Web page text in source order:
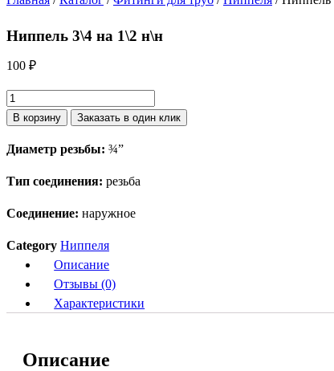
Ниппель 3\4 на 1\2 н\н
100 ₽
Количество
товара
3\4
на
н\н
В корзину Заказать в один клик
Диаметр резьбы: ¾”
Тип соединения: резьба
Соединение: наружное
Category Ниппеля
Описание
Отзывы (0)
Характеристики
Описание